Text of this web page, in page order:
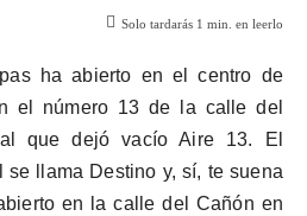
Solo tardarás 1 min. en leerlo
ha abierto en el centro de
el número 13 de la calle del
que dejó vacío Aire 13. El
se llama Destino y, sí, te suena
en la calle del Cañón en